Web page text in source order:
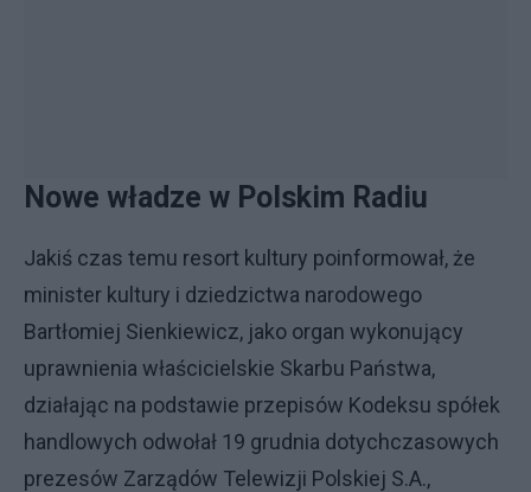
Nowe władze w Polskim Radiu
Jakiś czas temu resort kultury poinformował, że
minister kultury i dziedzictwa narodowego
Bartłomiej Sienkiewicz, jako organ wykonujący
uprawnienia właścicielskie Skarbu Państwa,
działając na podstawie przepisów Kodeksu spółek
handlowych odwołał 19 grudnia dotychczasowych
prezesów Zarządów Telewizji Polskiej S.A.,